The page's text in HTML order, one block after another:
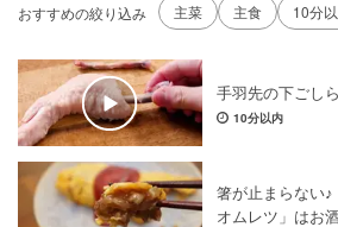
おすすめの絞り込み 主菜 主食 10分
手羽先の下ごし
10分以内
箸が止まらない♪
オムレツ」はお